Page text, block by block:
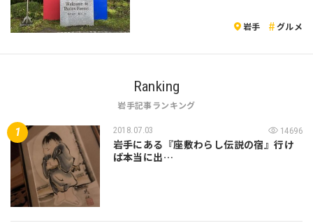
岩手 グルメ
Ranking
岩手記事ランキング
2018.07.03 14696
岩手にある『座敷わらし伝説の宿』行け
ば本当に出…